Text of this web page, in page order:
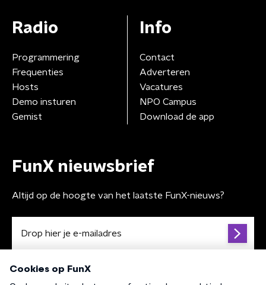
Radio
Programmering
Frequenties
Hosts
Demo insturen
Gemist
Info
Contact
Adverteren
Vacatures
NPO Campus
Download de app
FunX nieuwsbrief
Altijd op de hoogte van het laatste FunX-nieuws?